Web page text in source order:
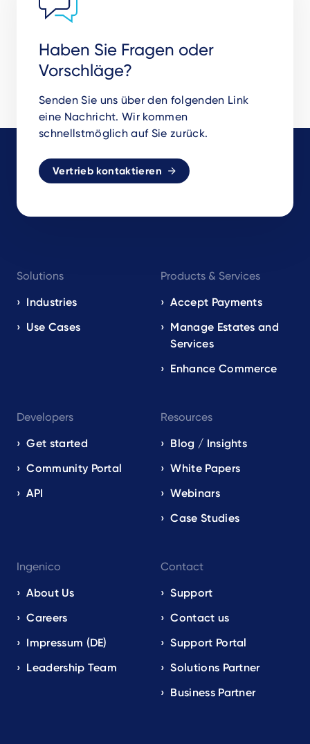
Haben Sie Fragen oder
Vorschläge?
Senden Sie uns über den folgenden Link
eine Nachricht. Wir kommen
schnellstmöglich auf Sie zurück.
Vertrieb kontaktieren
navigation
EN
Solutions
Industries
Use Cases
Products & Services
Accept Payments
Manage Estates and
Services
Enhance Commerce
Developers
Get started
Community Portal
API
Resources
Blog / Insights
White Papers
Webinars
Case Studies
Ingenico
About Us
Careers
Impressum (DE)
Leadership Team
Contact
Support
Contact us
Support Portal
Solutions Partner
Business Partner